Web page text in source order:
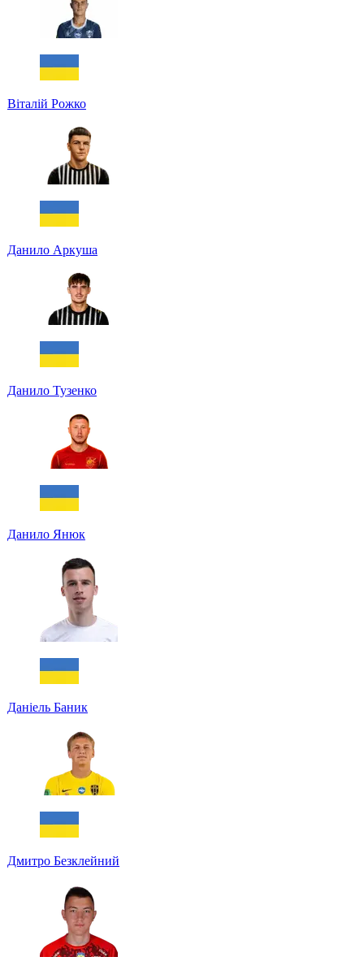
Віталій Рожко
Данило Аркуша
Данило Тузенко
Данило Янюк
Даніель Баник
Дмитро Безклейний